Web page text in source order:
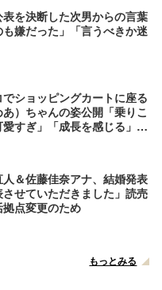
を決断した次男からの言葉
も嫌だった」「言うべきか迷
ショッピングカートに座る
）ちゃんの姿公開「乗りこ
すぎ」「成長を感じる」の
＆佐藤佳奈アナ、結婚発表
させていただきました」読売
点変更のため
もっとみる